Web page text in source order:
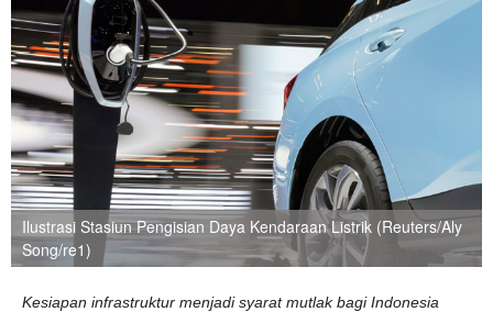
Ilustrasi Stasiun Pengisian Daya Kendaraan Listrik (Reuters/Aly
Song/re1)
Kesiapan infrastruktur menjadi syarat mutlak bagi Indonesia